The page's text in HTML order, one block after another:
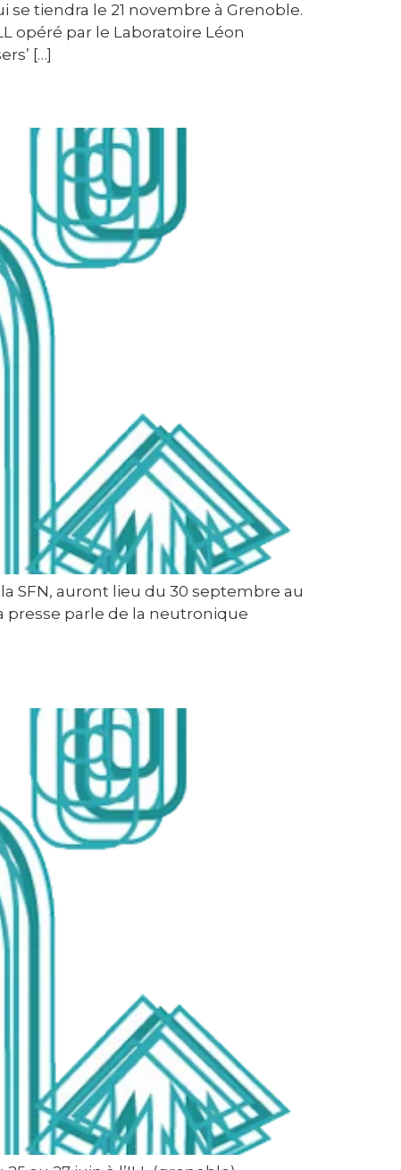
tiendra le 21 novembre à Grenoble.
opéré par le Laboratoire Léon
[…]
SFN, auront lieu du 30 septembre au
presse parle de la neutronique